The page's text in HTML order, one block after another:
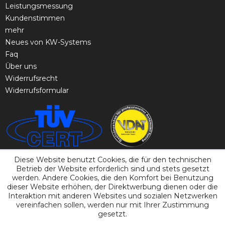
Leistungsmessung
Kundenstimmen
mehr
Neues von KW-Systems
Faq
Über uns
Widerrufsrecht
Widerrufsformular
Diese Website benutzt Cookies, die für den technischen
Betrieb der Website erforderlich sind und stets gesetzt
werden. Andere Cookies, die den Komfort bei Benutzung
dieser Website erhöhen, der Direktwerbung dienen oder die
Interaktion mit anderen Websites und sozialen Netzwerken
vereinfachen sollen, werden nur mit Ihrer Zustimmung
gesetzt.